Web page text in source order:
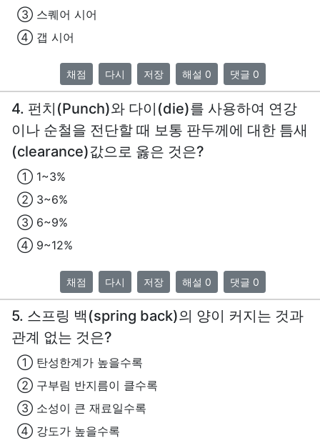
③ 스퀘어 시어
④ 갭 시어
채점 다시 저장 해설 0 댓글 0
4. 펀치(Punch)와 다이(die)를 사용하여 연강
이나 순철을 전단할 때 보통 판두께에 대한 틈새
(clearance)값으로 옳은 것은?
① 1~3%
② 3~6%
③ 6~9%
④ 9~12%
채점 다시 저장 해설 0 댓글 0
5. 스프링 백(spring back)의 양이 커지는 것과
관계 없는 것은?
① 탄성한계가 높을수록
② 구부림 반지름이 클수록
③ 소성이 큰 재료일수록
④ 강도가 높을수록